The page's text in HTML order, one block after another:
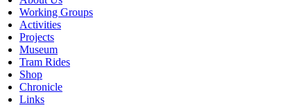
Working Groups
Activities
Projects
Museum
Tram Rides
Shop
Chronicle
Links